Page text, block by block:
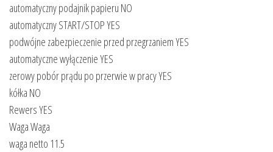
automatyczny podajnik papieru NO
automatyczny START/STOP YES
podwójne zabezpieczenie przed przegrzaniem YES
automatyczne wyłączenie YES
zerowy pobór prądu po przerwie w pracy YES
kółka NO
Rewers YES
Waga Waga
waga netto 11.5